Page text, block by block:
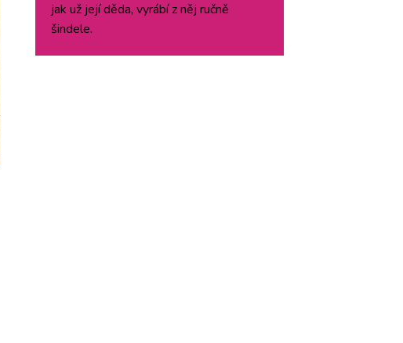
jak už její děda, vyrábí z něj ručně
šindele.